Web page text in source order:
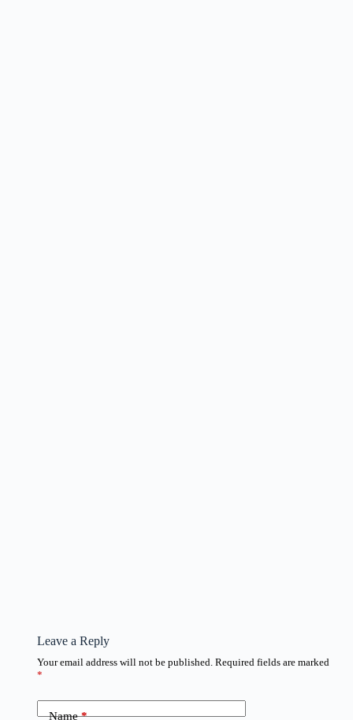
Leave a Reply
Your email address will not be published. Required fields are marked
*
Name*